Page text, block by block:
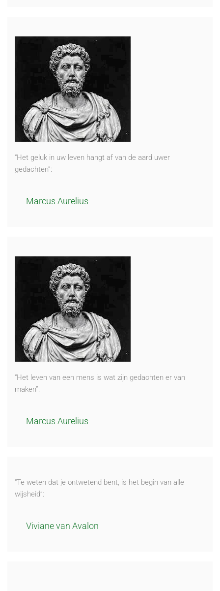
“Het geluk in uw leven hangt af van de aard uwer
gedachten”:
Marcus Aurelius
“Het leven van een mens is wat zijn gedachten er van
maken”:
Marcus Aurelius
“Te weten dat je ontwetend bent, is het begin van alle
wijsheid”:
Viviane van Avalon